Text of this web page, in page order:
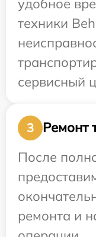
удобное
техники
сервисный
3
Ремонт
После
ремонта и